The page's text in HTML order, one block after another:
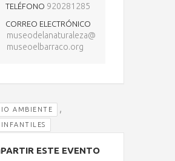
TELÉFONO 920281285
CORREO ELECTRÓNICO
museodelanaturaleza@
museoelbarraco.org
AMBIENTE ,
ESTE EVENTO